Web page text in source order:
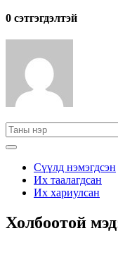
0 cэтгэгдэлтэй
Сүүлд нэмэгдсэн
Их таалагдсан
Их хариулсан
Холбоотой